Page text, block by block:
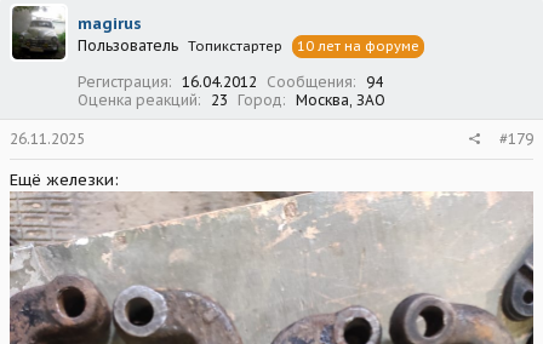
magirus
Пользователь Топикстартер 10 лет на форуме
Регистрация 16.04.2012 Сообщения
94
Оценка реакций
23 Город Москва, ЗАО
26.11.2025 #179
Ещё железки: